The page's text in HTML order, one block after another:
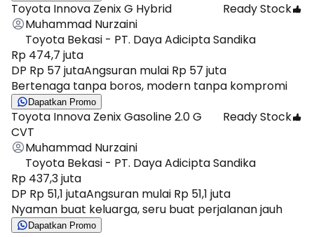
Toyota Innova Zenix G Hybrid
Ready Stock
Muhammad Nurzaini
Toyota Bekasi - PT. Daya Adicipta Sandika
Rp 474,7 juta
DP Rp 57 jutaAngsuran mulai Rp 57 juta
Bertenaga tanpa boros, modern tanpa kompromi
Dapatkan Promo
Toyota Innova Zenix Gasoline 2.0 G
CVT
Ready Stock
Muhammad Nurzaini
Toyota Bekasi - PT. Daya Adicipta Sandika
Rp 437,3 juta
DP Rp 51,1 jutaAngsuran mulai Rp 51,1 juta
Nyaman buat keluarga, seru buat perjalanan jauh
Dapatkan Promo